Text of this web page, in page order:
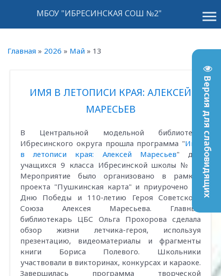
Версия для слабовидящих
menu
МБОУ "ИБРЕСИНСКАЯ СОШ №2"
Главная » 2026 » Май » 13
ИМЯ В ЛЕТОПИСИ КРАЯ: АЛЕКСЕЙ
МАРЕСЬЕВ
В Центральной модельной библиотеке
Ибресинского округа прошла программа "Имя
в летописи края: Алексей Маресьев" для
учащихся 9 класса Ибресинской школы № 2.
Мероприятие было организовано в рамках
проекта "Пушкинская карта" и приурочено ко
Дню Победы и 110-летию Героя Советского
Союза Алексея Маресьева. Главный
библиотекарь ЦБС Ольга Прохорова сделала
обзор жизни летчика-героя, используя
презентацию, видеоматериалы и фрагменты
книги Бориса Полевого. Школьники
участвовали в викторинах, конкурсах и караоке.
Завершилась программа творческой